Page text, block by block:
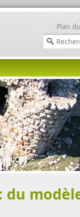
Plan
du